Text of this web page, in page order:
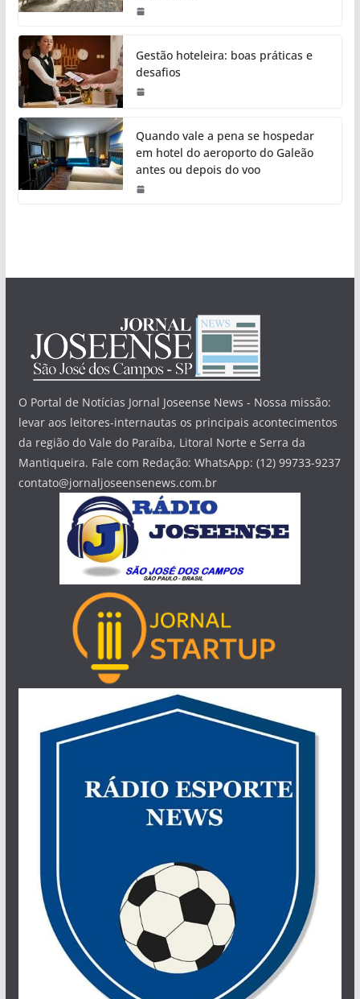
Gestão hoteleira: boas práticas e
desafios
Quando vale a pena se hospedar
em hotel do aeroporto do Galeão
antes ou depois do voo
O Portal de Notícias Jornal Joseense News - Nossa missão:
levar aos leitores-internautas os principais acontecimentos
da região do Vale do Paraíba, Litoral Norte e Serra da
Mantiqueira. Fale com Redação: WhatsApp: (12) 99733-9237
contato@jornaljoseensenews.com.br